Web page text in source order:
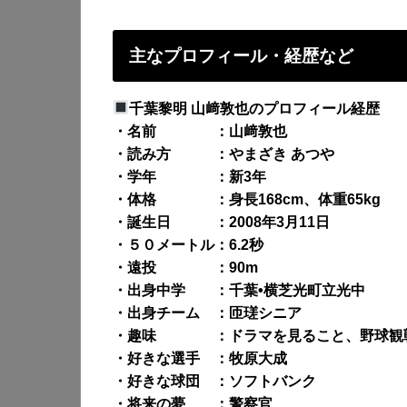
主なプロフィール・経歴など
千葉黎明 山﨑敦也のプロフィール経歴
・名前 ：山﨑敦也
・読み方 ：やまざき あつや
・学年 ：新3年
・体格 ：身長168cm、体重65kg
・誕生日 ：2008年3月11日
・５０メートル：6.2秒
・遠投 ：90m
・出身中学 ：千葉•横芝光町立光中
・出身チーム ：匝瑳シニア
・趣味 ：ドラマを見ること、野球観
・好きな選手 ：牧原大成
・好きな球団 ：ソフトバンク
・将来の夢 ：警察官